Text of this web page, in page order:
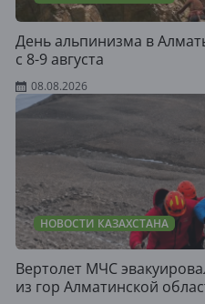
День альпинизма в
с 8-9 августа
08.08.2026
НОВОСТИ КАЗАХСТАНА
Вертолет МЧС
из гор Алматинской